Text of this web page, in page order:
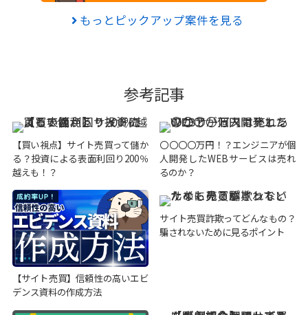
もっとピックアップ案件を見る
参考記事
【買い視点】サイト売買って儲か
る？投資による表面利回り200％
越えも！？
〇〇〇〇万円！？エンジニアが個
人開発したWEBサービスは売れ
るのか？
【サイト売買】信頼性の高いエビ
デンス資料の作成方法
サイト売買詐欺ってどんなもの？
騙されないために見るポイント